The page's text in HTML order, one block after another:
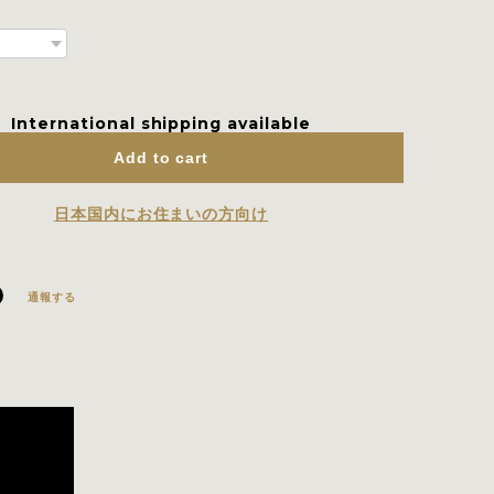
International shipping available
Add to cart
日本国内にお住まいの方向け
通報する